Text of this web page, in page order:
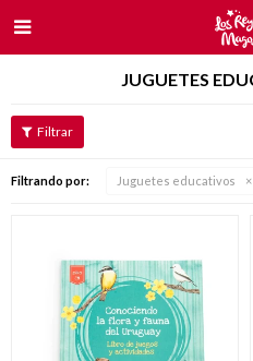

JUGUETES
Filtrando por: Juguetes educativos